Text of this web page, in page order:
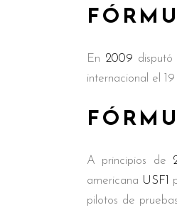
En 2009
internacional el
A principios de
americana USF1
pilotos de